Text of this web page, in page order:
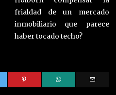
frialdad de un mercado
inmobiliario que parece
haber tocado techo?